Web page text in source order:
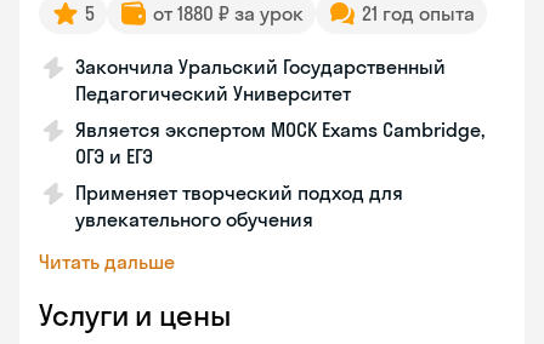
5 от 1880 ₽ за урок 21 год опыта
Закончила Уральский Государственный
Педагогический Университет
Является экспертом MOCK Exams Cambridge,
ОГЭ и ЕГЭ
Применяет творческий подход для
увлекательного обучения
Читать дальше
Услуги и цены